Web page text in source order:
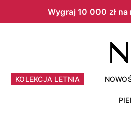
Wygraj 10 000 zł
KOLEKCJA LETNIA